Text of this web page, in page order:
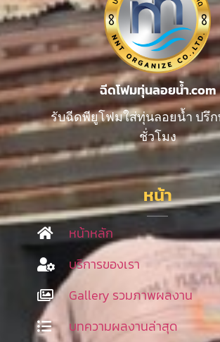
ฉีดโฟมทุ่นลอยน้ำ.com
รับฉีดพียูโฟมใส่ทุ่นลอยน้ำ ปรึก
ชั่วโมง
หน้า
หน้าหลัก
บริการของเรา
Gallery รวมภาพผลงาน
บทความผลงานล่าสุด